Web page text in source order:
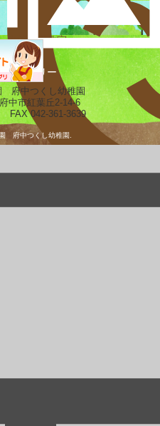
未就園児教室
ギャラリー
府中つくし幼稚園
中市紅葉丘2-14-6
042-361-3639
府中つくし幼稚園.